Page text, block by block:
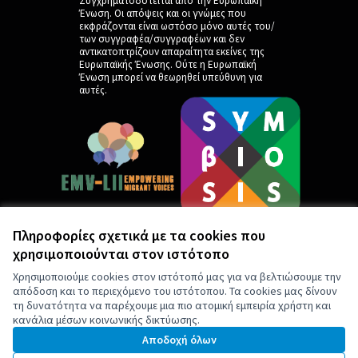
Πληροφορίες σχετικά με τα cookies που
χρησιμοποιούνται στον ιστότοπο
Χρησιμοποιούμε cookies στον ιστότοπό μας για να βελτιώσουμε την
απόδοση και το περιεχόμενο του ιστότοπου. Τα cookies μας δίνουν
τη δυνατότητα να παρέχουμε μια πιο ατομική εμπειρία χρήστη και
κανάλια μέσων κοινωνικής δικτύωσης.
Αποδοχή όλων
Ένωση. Οι απόψεις και οι γνώμες που
εκφράζονται είναι ωστόσο μόνο αυτές του/
των συγγραφέα/συγγραφέων και δεν
αντικατοπτρίζουν απαραίτητα εκείνες της
Ευρωπαϊκής Ένωσης. Ούτε η Ευρωπαϊκή
Ένωση μπορεί να θεωρηθεί υπεύθυνη για
αυτές.
by